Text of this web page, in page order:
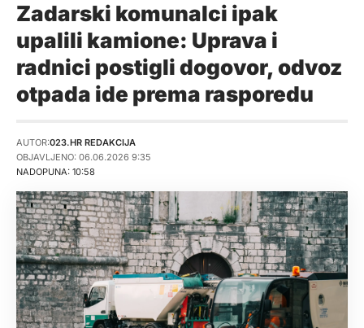
Zadarski komunalci ipak
upalili kamione: Uprava i
radnici postigli dogovor, odvoz
otpada ide prema rasporedu
NADOPUNA: 10:58
AUTOR:023.HR REDAKCIJA
OBJAVLJENO: 06.06.2026 9:35